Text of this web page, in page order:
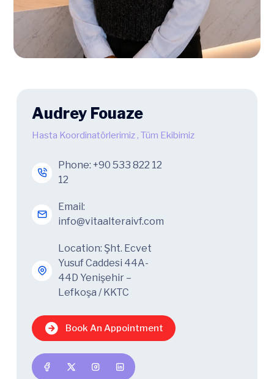
Audrey Fouaze
Hasta Koordinatörlerimiz , Tüm Ekibimiz
Phone: +90 533 822 12
12
Email:
info@vitaalteraivf.com
Location: Şht. Ecvet
Yusuf Caddesi 44A-
44D Yenişehir –
Lefkoşa / KKTC
Book An Appointment